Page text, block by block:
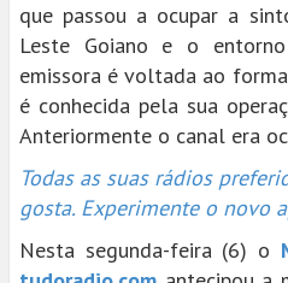
que passou a ocupar a
Leste Goiano e o
emissora é voltada ao
é conhecida pela sua
Anteriormente o canal era
Todas as suas rádios
gosta. Experimente o novo
Nesta segunda-feira (6) o